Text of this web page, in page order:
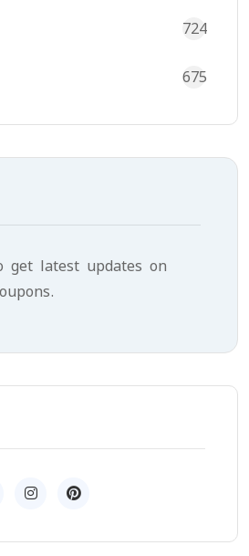
724
675
get latest updates on